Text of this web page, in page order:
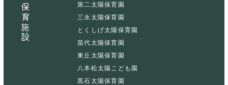
保育施設
第二太陽保育園
三永太陽保育園
とくしげ太陽保育園
苗代太陽保育園
東丘太陽保育園
八本松太陽こども園
黒石太陽保育園